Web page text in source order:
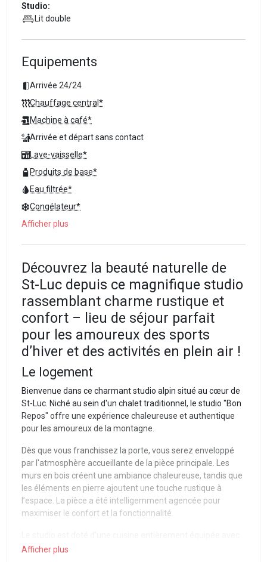
Studio:
Lit double
Equipements
Arrivée 24/24
Chauffage central*
Machine à café*
Arrivée et départ sans contact
Lave-vaisselle*
Produits de base*
Eau filtrée*
Congélateur*
Afficher plus
Découvrez la beauté naturelle de
St-Luc depuis ce magnifique studio
rassemblant charme rustique et
confort – lieu de séjour parfait
pour les amoureux des sports
d’hiver et des activités en plein air !
Le logement
Bienvenue dans ce charmant studio alpin situé au cœur de
St-Luc. Niché au sein d'un chalet traditionnel, le studio "Bon
Repos" offre une expérience chaleureuse et authentique
pour les amoureux de la montagne.
Dès que vous franchissez la porte, vous serez enveloppé
par l'atmosphère accueillante de la pièce principale. Les
murs en bois créent une ambiance chaleureuse, tandis que
les éléments en pierre ajoutent une touche rustique à
l’espace. La pièce a été intelligemment agencée pour
maximiser le confort et la fonctionnalité.
tout ce dont vous avez besoin pour préparer de délicieux
Afficher plus